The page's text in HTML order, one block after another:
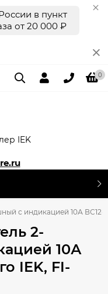
в пункт
от 20 000 ₽
0
IEK
с индикацией 10А ВС12-
2-
10А
IEK, FI-